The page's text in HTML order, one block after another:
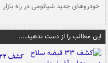
خودروهای جدید شیائومی در راه بازار
این مطالب را از دست ندهید....
کشف ۳۳ قبضه سلاح در مرزهای آذربایجان غربی